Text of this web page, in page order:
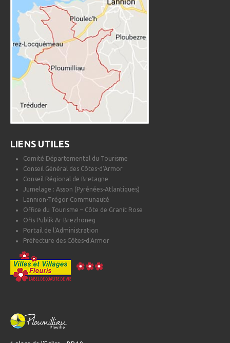
LIENS UTILES
Comité Départemental du Tourisme
Conseil Général des Côtes-d'Armor
Conseil Régional de Bretagne
Jumelage : Asson (Pyrénées-Atlantiques)
Lannion-Trégor Communauté
Office du Tourisme – Côte de Granit Rose
Ofis Publik Ar Brezhoneg
Portail de l'Administration
Préfecture des Côtes-d'Armor